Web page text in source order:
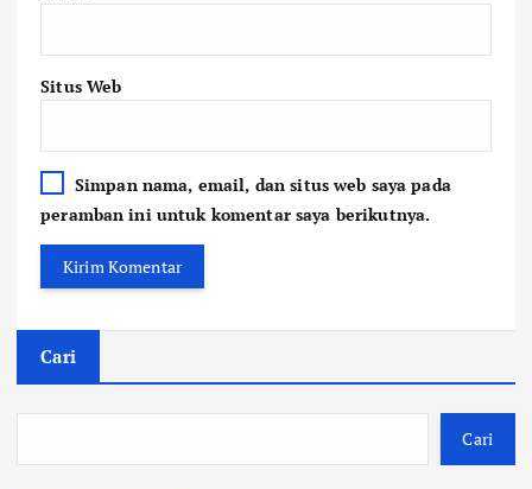
Situs Web
Simpan nama, email, dan situs web saya pada
peramban ini untuk komentar saya berikutnya.
Cari
Cari